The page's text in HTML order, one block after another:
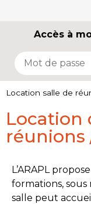
Accès à
Location salle de
Location
L’ARAPL
formations, sous
salle peut